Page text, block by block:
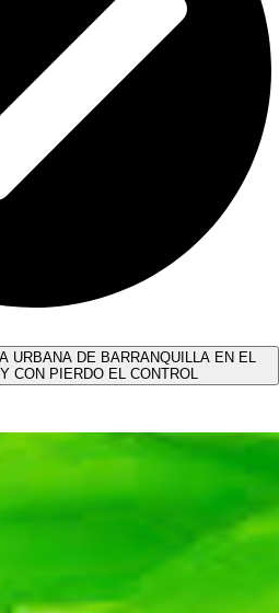
URBANA DE BARRANQUILLA EN EL
CON PIERDO EL CONTROL